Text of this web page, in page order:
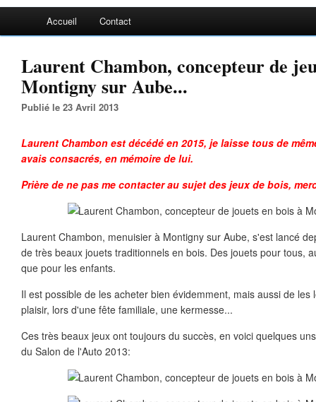
Accueil Contact
Laurent Chambon, concepteur de
Montigny sur Aube...
Publié le 23 Avril 2013
Laurent Chambon est décédé en 2015, je laisse tous de
avais consacrés, en mémoire de lui.
Prière de ne pas me contacter au sujet des jeux de bois,
Laurent Chambon, menuisier à Montigny sur Aube, s'est lancé
de très beaux jouets traditionnels en bois. Des jouets pour tous,
que pour les enfants.
Il est possible de les acheter bien évidemment, mais aussi de
plaisir, lors d'une fête familiale, une kermesse...
Ces très beaux jeux ont toujours du succès, en voici quelques
du Salon de l'Auto 2013: